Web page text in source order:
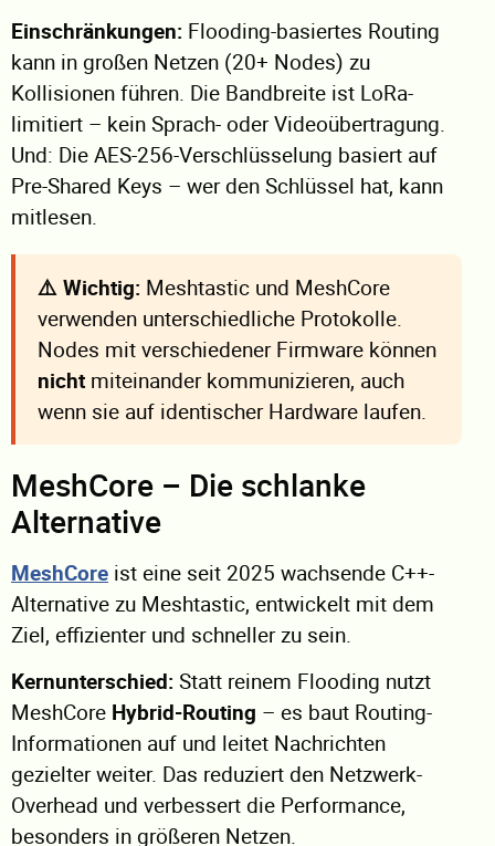
Einschränkungen: Flooding-basiertes Routing
kann in großen Netzen (20+ Nodes) zu
Kollisionen führen. Die Bandbreite ist LoRa-
limitiert – kein Sprach- oder Videoübertragung.
Und: Die AES-256-Verschlüsselung basiert auf
Pre-Shared Keys – wer den Schlüssel hat, kann
mitlesen.
⚠️ Wichtig: Meshtastic und MeshCore
verwenden unterschiedliche Protokolle.
Nodes mit verschiedener Firmware können
nicht miteinander kommunizieren, auch
wenn sie auf identischer Hardware laufen.
MeshCore – Die schlanke
Alternative
MeshCore ist eine seit 2025 wachsende C++-
Alternative zu Meshtastic, entwickelt mit dem
Ziel, effizienter und schneller zu sein.
Kernunterschied: Statt reinem Flooding nutzt
MeshCore Hybrid-Routing – es baut Routing-
Informationen auf und leitet Nachrichten
gezielter weiter. Das reduziert den Netzwerk-
Overhead und verbessert die Performance,
besonders in größeren Netzen.